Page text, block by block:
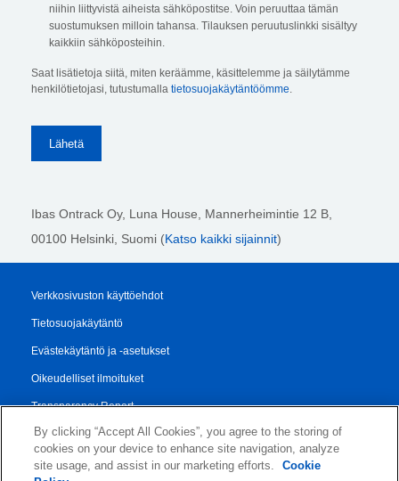
niihin liittyvistä aiheista sähköpostitse. Voin peruuttaa tämän
suostumuksen milloin tahansa. Tilauksen peruutuslinkki sisältyy
kaikkiin sähköposteihin.
Saat lisätietoja siitä, miten keräämme, käsittelemme ja säilytämme
henkilötietojasi, tutustumalla tietosuojakäytäntöömme.
Ibas Ontrack Oy, Luna House, Mannerheimintie 12 B,
00100 Helsinki, Suomi (Katso kaikki sijainnit)
Verkkosivuston käyttöehdot
Tietosuojakäytäntö
Evästekäytäntö ja -asetukset
Oikeudelliset ilmoituket
Transparency Report
Myynti- ja Toimitusehdot
Authorised Partner Agreement
By clicking “Accept All Cookies”, you agree to the storing of
cookies on your device to enhance site navigation, analyze
site usage, and assist in our marketing efforts.
Cookie